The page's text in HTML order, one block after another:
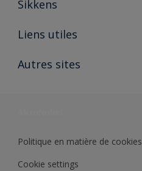
Sikkens
A propos de Sikkens
Liens utiles
Ouvrir un magasin PASS
Autres sites
Politique en matière de cookies
Cookie settings